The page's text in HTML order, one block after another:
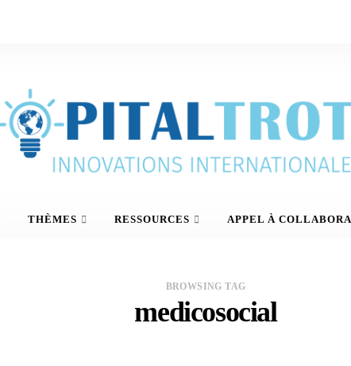
THÈMES RESSOURCES APPEL À
BROWSING TAG
medicosocial